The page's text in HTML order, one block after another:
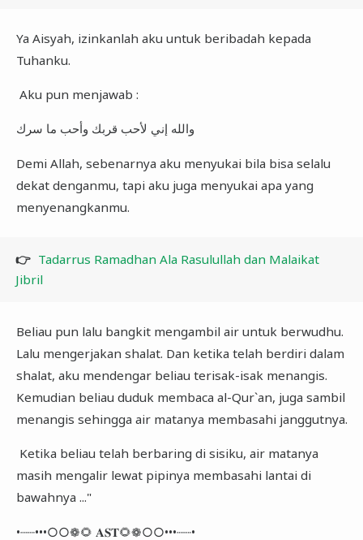
Ya Aisyah, izinkanlah aku untuk beribadah kepada
Tuhanku.
Aku pun menjawab :
والله إني لأحب قربك وأحب ما سرك
Demi Allah, sebenarnya aku menyukai bila bisa selalu
dekat denganmu, tapi aku juga menyukai apa yang
menyenangkanmu.
👉 Tadarrus Ramadhan Ala Rasulullah dan Malaikat
Jibril
Beliau pun lalu bangkit mengambil air untuk berwudhu.
Lalu mengerjakan shalat. Dan ketika telah berdiri dalam
shalat, aku mendengar beliau terisak-isak menangis.
Kemudian beliau duduk membaca al-Qur`an, juga sambil
menangis sehingga air matanya membasahi janggutnya.
Ketika beliau telah berbaring di sisiku, air matanya
masih mengalir lewat pipinya membasahi lantai di
bawahnya ..."
•┈┈•••○○❁🌻 𝐀𝐒𝐓🌻❁○○•••┈┈•